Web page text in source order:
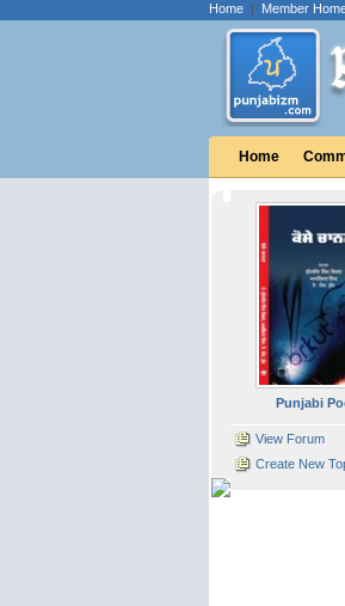
Home| Member
Home
Punjabi
View Forum
Create New